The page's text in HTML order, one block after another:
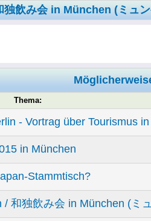
飲み会 in München (ミュ
Thema:
- Vortrag über Tourismus
in München
Stammtisch?
和独飲み会 in München (ミ